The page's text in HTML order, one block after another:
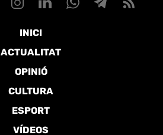
INICI
ACTUALITAT
OPINIÓ
CULTURA
ESPORT
VÍDEOS